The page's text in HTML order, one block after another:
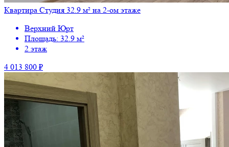
Квартира Студия 32.9 м² на 2-ом этаже
Верхний Юрт
Площадь: 32.9 м²
2 этаж
4 013 800 ₽